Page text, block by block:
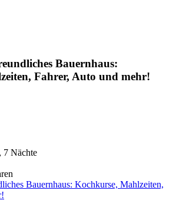
Bauernhaus:
Fahrer, Auto und mehr!
7 Nächte
Bauernhaus: Kochkurse, Mahlzeiten,